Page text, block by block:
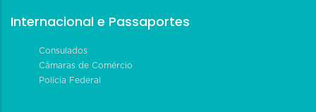
Internacional e Passaportes
Consulados
Câmaras de Comércio
Polícia Federal